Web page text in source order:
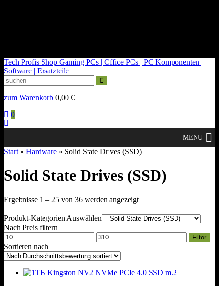
Tech Profis Shop Gaming PCs | Office PCs | PC Komponenten |
Software | Ersatzteile
zum Warenkorb 0,00 €
0
MENU
Start » Hardware » Solid State Drives (SSD)
Solid State Drives (SSD)
Ergebnisse 1 – 25 von 36 werden angezeigtNach
sortiert
Produkt-Kategorien Auswählen
Nach Preis filtern
Min.
Preis
Max.
Preis
Filter
Sortieren nach